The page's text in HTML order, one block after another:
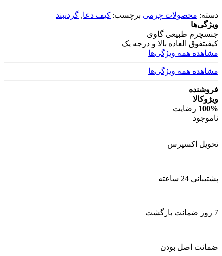
دسته: محصولات چرمی برچسب: کیف دعا, گردنبند
ویژگی‌ها
جنسچرم طبیعی گاوی
کیفیتفوق العاده بالا و درجه یک
مشاهده همه ویژگی‌ها
مشاهده همه ویژگی‌ها
فروشنده
ویژوکالا
100% رضایت
ناموجود
تحویل اکسپرس
پشتیبانی 24 ساعته
7 روز ضمانت بازگشت
ضمانت اصل بودن